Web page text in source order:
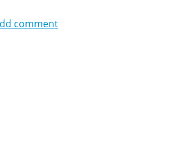
comment